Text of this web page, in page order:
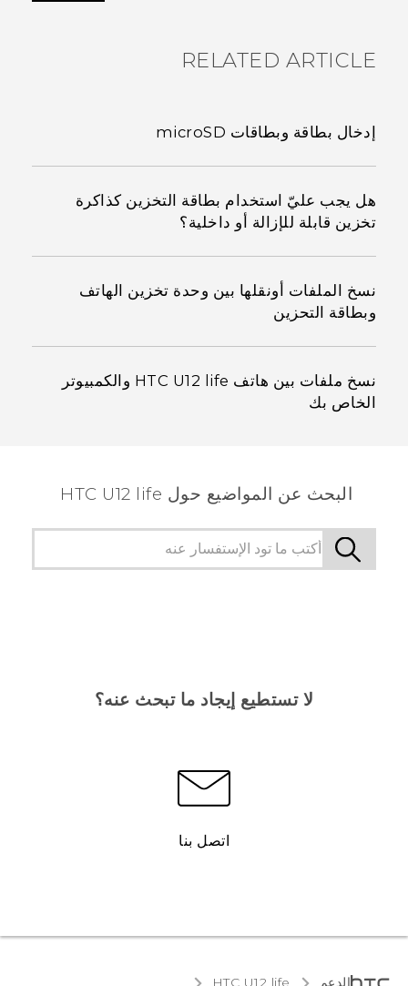
RELATED ARTICLE
إدخال بطاقة وبطاقات microSD
هل يجب عليّ استخدام بطاقة التخزين كذاكرة
تخزين قابلة للإزالة أو داخلية؟
نسخ الملفات أونقلها بين وحدة تخزين الهاتف
وبطاقة التحزين
نسخ ملفات بين هاتف HTC U12 life والكمبيوتر
الخاص بك
البحث عن المواضيع حول HTC U12 life
لا تستطيع إيجاد ما تبحث عنه؟
اتصل بنا
الدعم HTC U12 life‎